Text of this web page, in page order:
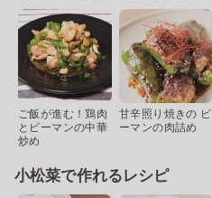
ご飯が進む！鶏肉
とピーマンの中華
炒め
甘辛照り焼きの ピ
ーマンの肉詰め
小松菜で作れるレシピ